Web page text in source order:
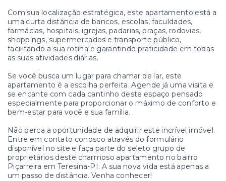
Com sua localização estratégica, este apartamento está a
uma curta distância de bancos, escolas, faculdades,
farmácias, hospitais, igrejas, padarias, praças, rodovias,
shoppings, supermercados e transporte público,
facilitando a sua rotina e garantindo praticidade em todas
as suas atividades diárias.
Se você busca um lugar para chamar de lar, este
apartamento é a escolha perfeita. Agende já uma visita e
se encante com cada cantinho deste espaço pensado
especialmente para proporcionar o máximo de conforto e
bem-estar para você e sua família.
Não perca a oportunidade de adquirir este incrível imóvel.
Entre em contato conosco através do formulário
disponível no site e faça parte do seleto grupo de
proprietários deste charmoso apartamento no bairro
Piçarreira em Teresina-PI. A sua nova vida está apenas a
um passo de distância. Venha conhecer!